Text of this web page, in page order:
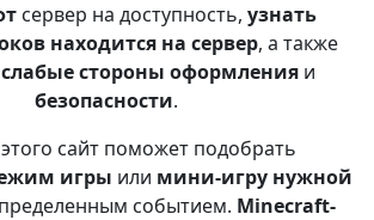
сервер на доступность, узнать
находится на сервер, а также
слабые стороны оформления и
безопасности.
сайт поможет подобрать
игры или мини-игру нужной
событием. Minecraft-